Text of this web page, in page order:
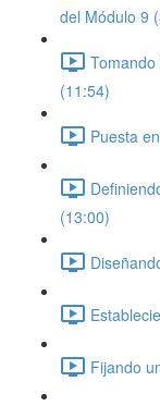
del Módulo 9
(11:54)
Puesta
(13:00)
Fijando